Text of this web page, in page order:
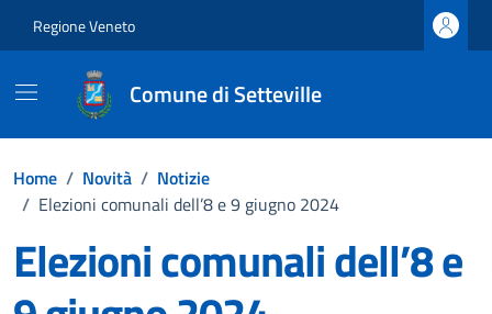
Regione Veneto
Comune di Setteville
Home / Novità / Notizie
/ Elezioni comunali dell’8 e 9 giugno 2024
Elezioni comunali dell’8 e